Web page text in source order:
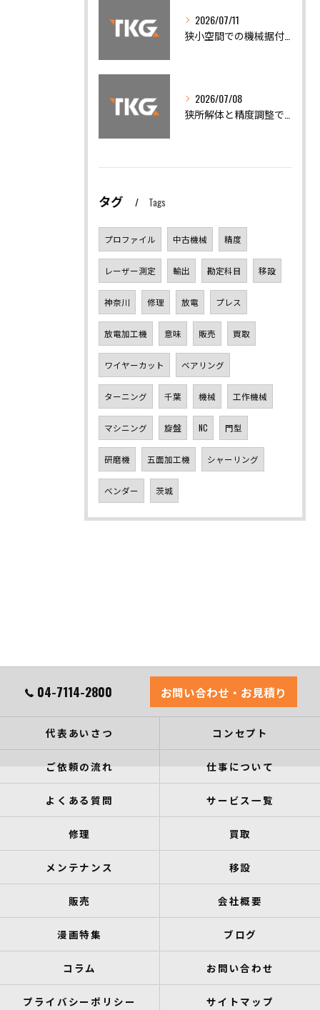
2026/07/11
2026/07/08
タグ Tags
プロファイル 中古機械 精度
レーザー測定 輸出 勘定科目 移設
神奈川 修理 放電 プレス
放電加工機 意味 販売 買取
ワイヤーカット ベアリング
ターニング 千葉 機械 工作機械
マシニング 旋盤 NC 門型
研磨機 五面加工機 シャーリング
ベンダー 茨城
04-7114-2800 お問い合わせ・お見積り
代表あいさつ コンセプト
ご依頼の流れ 仕事について
よくある質問 サービス一覧
修理 買取
メンテナンス 移設
販売 会社概要
漫画特集 ブログ
コラム お問い合わせ
プライバシーポリシー サイトマップ